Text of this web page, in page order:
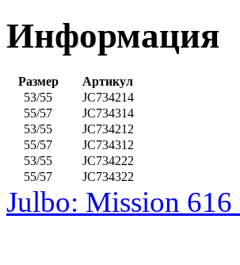
Информация
Размер Артикул
53/55
JC734214
55/57
JC734314
53/55
JC734212
55/57
JC734312
53/55
JC734222
55/57
JC734322
Julbo: Mission